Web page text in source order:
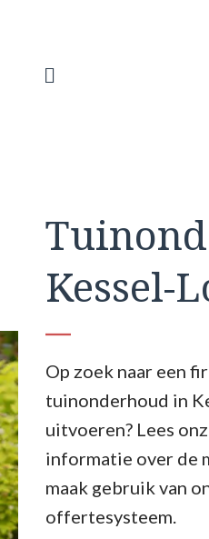
inhoud
Kessel-
Op zoek naar een
tuinonderhoud in
uitvoeren? Lees
informatie over de
maak gebruik van
offertesysteem.